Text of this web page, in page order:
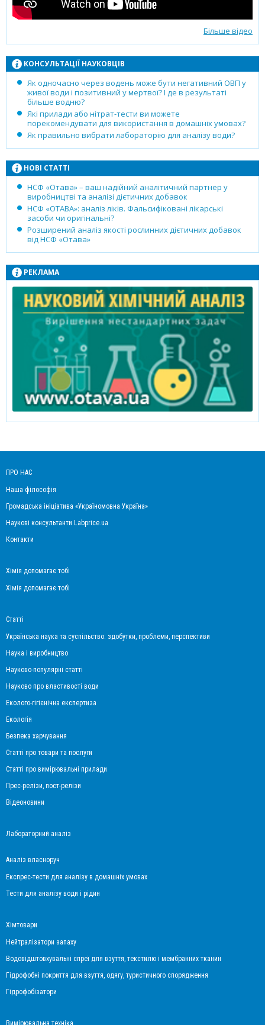
Більше відео
КОНСУЛЬТАЦІЇ НАУКОВЦІВ
Як одночасно через водень може бути негативний ОВП у
живої води і позитивний у мертвої? І де в результаті
більше водню?
Які прилади або нітрат-тести ви можете
порекомендувати для використання в домашніх умовах?
Як правильно вибрати лабораторію для аналізу води?
НОВІ СТАТТІ
НСФ «Отава» – ваш надійний аналітичний партнер у
виробництві та аналізі дієтичних добавок
НСФ «ОТАВА»: аналіз ліків. Фальсифіковані лікарські
засоби чи оригінальні?
Розширений аналіз якості рослинних дієтичних добавок
від НСФ «Отава»
РЕКЛАМА
ПРО НАС
Наша філософія
Громадська ініціатива «Україномовна Україна»
Наукові консультанти Labprice.ua
Контакти
Хімія допомагає тобі
Хімія допомагає тобі
Статті
Українська наука та суспільство: здобутки, проблеми, перспективи
Наука і виробництво
Науково-популярні статті
Науково про властивості води
Еколого-гігієнічна експертиза
Екологія
Безпека харчування
Статті про товари та послуги
Статті про вимірювальні прилади
Прес-релізи, пост-релізи
Відеоновини
Лабораторний аналіз
Аналіз власноруч
Експрес-тести для аналізу в домашніх умовах
Тести для аналізу води і рідин
Хімтовари
Нейтралізатори запаху
Водовідштовхувальні спреї для взуття, текстилю і мембранних тканин
Гідрофобні покриття для взуття, одягу, туристичного спорядження
Гідрофобізатори
Вимірювальна техніка